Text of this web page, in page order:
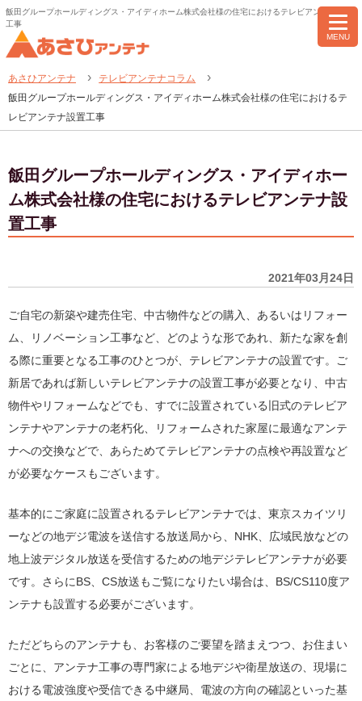
飯田グループホールディングス・アイディホーム株式会社様の住宅におけるテレビアンテナ設置
工事
MENU
あさひアンテナ
テレビアンテナコラム
飯田グループホールディングス・アイディホーム株式会社様の住宅におけるテ
レビアンテナ設置工事
飯田グループホールディングス・アイディホー
ム株式会社様の住宅におけるテレビアンテナ設
置工事
2021年03月24日
ご自宅の新築や建売住宅、中古物件などの購入、あるいはリフォー
ム、リノベーション工事など、どのような形であれ、新たな家を創
る際に重要となる工事のひとつが、テレビアンテナの設置です。ご
新居であれば新しいテレビアンテナの設置工事が必要となり、中古
物件やリフォームなどでも、すでに設置されている旧式のテレビア
ンテナやアンテナの老朽化、リフォームされた家屋に最適なアンテ
ナへの交換などで、あらためてテレビアンテナの点検や再設置など
が必要なケースもございます。
基本的にご家庭に設置されるテレビアンテナでは、東京スカイツリ
ーなどの地デジ電波を送信する放送局から、NHK、広域民放などの
地上波デジタル放送を受信するための地デジテレビアンテナが必要
です。さらにBS、CS放送もご覧になりたい場合は、BS/CS110度ア
ンテナも設置する必要がございます。
ただどちらのアンテナも、お客様のご要望を踏まえつつ、お住まい
ごとに、アンテナ工事の専門家による地デジや衛星放送の、現場に
おける電波強度や受信できる中継局、電波の方向の確認といった基